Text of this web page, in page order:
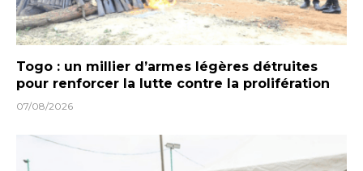
Togo : un millier d’armes légères détruites
pour renforcer la lutte contre la prolifération
07/08/2026